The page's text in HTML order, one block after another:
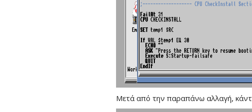
Μετά από την παραπάνω αλλαγή, κάντε